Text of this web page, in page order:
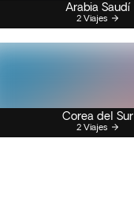
Arabia Saudí
2 Viajes
Corea del Sur
2 Viajes